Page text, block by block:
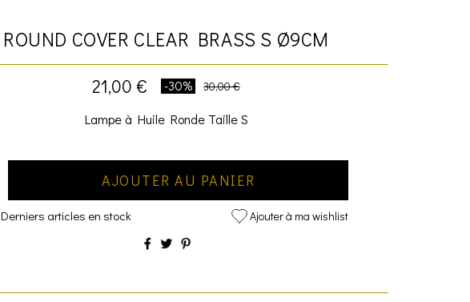
ROUND COVER CLEAR BRASS S Ø9CM
21,00 € -30% 30,00 €
Lampe à Huile Ronde Taille S
AJOUTER AU PANIER
Derniers articles en stock Ajouter à ma wishlist